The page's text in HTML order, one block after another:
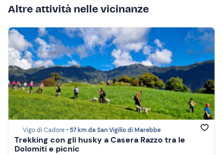
Altre attività nelle vicinanze
Vigo di Cadore • 57 km da San Vigilio di Marebbe
Trekking con gli husky a Casera Razzo tra le
Dolomiti e picnic